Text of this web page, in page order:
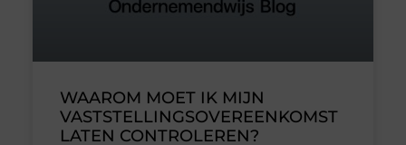
WAAROM MOET IK MIJN
VASTSTELLINGSOVEREENKOMST
LATEN CONTROLEREN?